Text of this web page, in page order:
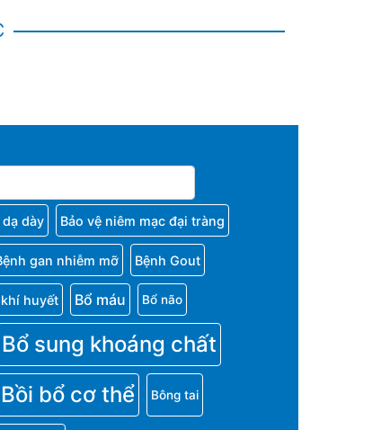
dạ dày Bảo vệ niêm mạc đại tràng
gan nhiễm mỡ Bệnh Gout
khí huyết Bổ máu Bổ não
Bổ sung khoáng chất
Bồi bổ cơ thể Bông tai